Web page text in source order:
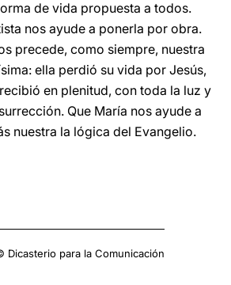
de vida propuesta a todos.
nos ayude a ponerla por obra.
precede, como siempre, nuestra
ella perdió su vida por Jesús,
en plenitud, con toda la luz y
Que María nos ayude a
nuestra la lógica del Evangelio.
Dicasterio para la Comunicación